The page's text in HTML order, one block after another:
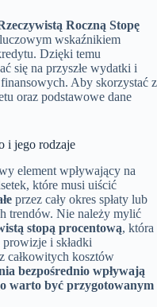
Roczną Stopę
wskaźnikiem
Dzięki temu
się na przyszłe wydatki i
Aby skorzystać z
oraz podstawowe dane
i jego rodzaje
element wpływający na
które musi uiścić
przez cały okres spłaty lub
trendów. Nie należy mylić
stopą procentową, która
i składki
całkowitych kosztów
bezpośrednio wpływają
warto być przygotowanym